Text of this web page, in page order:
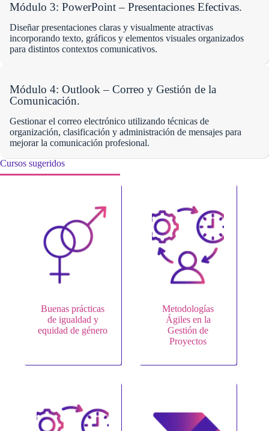
Módulo 3: PowerPoint – Presentaciones Efectivas.
Diseñar presentaciones claras y visualmente atractivas
incorporando texto, gráficos y elementos visuales organizados
para distintos contextos comunicativos.
Módulo 4: Outlook – Correo y Gestión de la
Comunicación.
Gestionar el correo electrónico utilizando técnicas de
organización, clasificación y administración de mensajes para
mejorar la comunicación profesional.
Cursos sugeridos
Buenas prácticas
de igualdad y
equidad de género
Metodologías
Ágiles en la
Gestión de
Proyectos